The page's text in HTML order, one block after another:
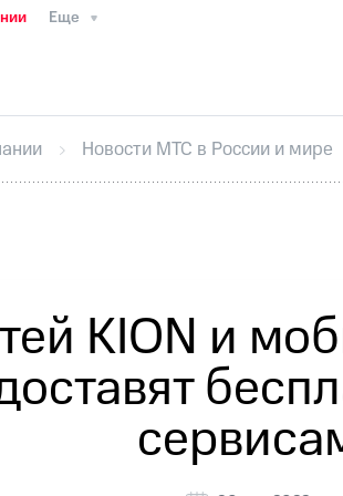
Еще
ИнтервьюФинансовая
секретарьРаскрытие
кабинет акционера
Новости МТС в России и мире
KION и